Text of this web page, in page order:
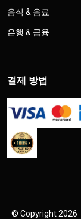
음식 & 음료
은행 & 금융
결제 방법
© Copyright 2026